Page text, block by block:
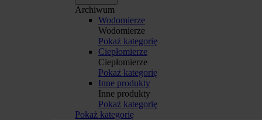
Archiwum
Wodomierze
Wodomierze
Pokaż kategorię
Ciepłomierze
Ciepłomierze
Pokaż kategorię
Inne produkty
Inne produkty
Pokaż kategorię
Pokaż kategorię